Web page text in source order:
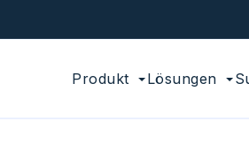
Produkt Lösungen